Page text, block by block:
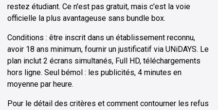
restez étudiant. Ce n'est pas gratuit, mais c'est la voie
officielle la plus avantageuse sans bundle box.
Conditions : être inscrit dans un établissement reconnu,
avoir 18 ans minimum, fournir un justificatif via UNiDAYS. Le
plan inclut 2 écrans simultanés, Full HD, téléchargements
hors ligne. Seul bémol : les publicités, 4 minutes en
moyenne par heure.
Pour le détail des critères et comment contourner les refus